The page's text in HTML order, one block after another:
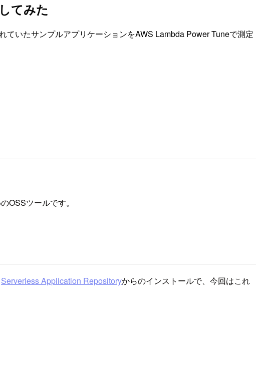
てみた
ていたサンプルアプリケーションをAWS Lambda Power Tuneで測定
OSSツールです。
Serverless Application Repositoryからのインストールで、今回はこれ